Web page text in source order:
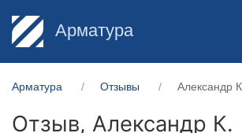
Арматура
Арматура Отзывы Александр К.
Отзыв, Александр К.